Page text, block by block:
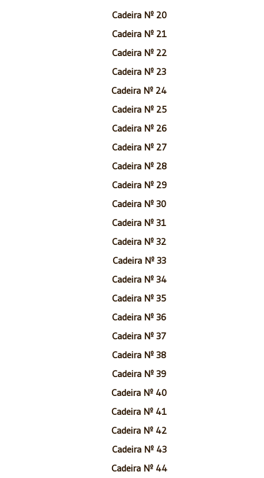
Cadeira Nº 20
Cadeira Nº 21
Cadeira Nº 22
Cadeira Nº 23
Cadeira Nº 24
Cadeira Nº 25
Cadeira Nº 26
Cadeira Nº 27
Cadeira Nº 28
Cadeira Nº 29
Cadeira Nº 30
Cadeira Nº 31
Cadeira Nº 32
Cadeira Nº 33
Cadeira Nº 34
Cadeira Nº 35
Cadeira Nº 36
Cadeira Nº 37
Cadeira Nº 38
Cadeira Nº 39
Cadeira Nº 40
Cadeira Nº 41
Cadeira Nº 42
Cadeira Nº 43
Cadeira Nº 44